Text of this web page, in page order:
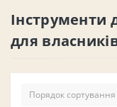
Інструменти
для